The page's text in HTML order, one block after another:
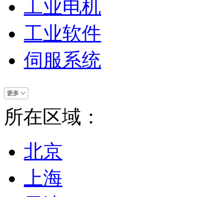
工业电机
工业软件
伺服系统
所在区域：
北京
上海